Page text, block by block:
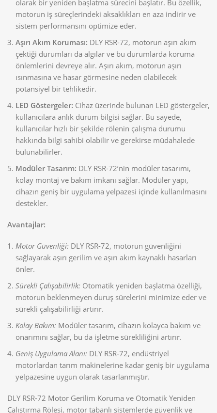
olarak bir yeniden başlatma sürecini başlatır. Bu özellik,
motorun iş süreçlerindeki aksaklıkları en aza indirir ve
sistem performansını optimize eder.
Aşırı Akım Koruması: DLY RSR-72, motorun aşırı akım
çektiği durumları da algılar ve bu durumlarda koruma
önlemlerini devreye alır. Aşırı akım, motorun aşırı
ısınmasına ve hasar görmesine neden olabilecek
potansiyel bir tehlikedir.
LED Göstergeler: Cihaz üzerinde bulunan LED göstergeler,
kullanıcılara anlık durum bilgisi sağlar. Bu sayede,
kullanıcılar hızlı bir şekilde rölenin çalışma durumu
hakkında bilgi sahibi olabilir ve gerekirse müdahalede
bulunabilirler.
Modüler Tasarım: DLY RSR-72’nin modüler tasarımı,
kolay montaj ve bakım imkanı sağlar. Modüler yapı,
cihazın geniş bir uygulama yelpazesi içinde kullanılmasını
destekler.
Avantajlar:
Motor Güvenliği: DLY RSR-72, motorun güvenliğini
sağlayarak aşırı gerilim ve aşırı akım kaynaklı hasarları
önler.
Sürekli Çalışabilirlik: Otomatik yeniden başlatma özelliği,
motorun beklenmeyen duruş sürelerini minimize eder ve
sürekli çalışabilirliği artırır.
Kolay Bakım: Modüler tasarım, cihazın kolayca bakım ve
onarımını sağlar, bu da işletme sürekliliğini artırır.
Geniş Uygulama Alanı: DLY RSR-72, endüstriyel
motorlardan tarım makinelerine kadar geniş bir uygulama
yelpazesine uygun olarak tasarlanmıştır.
DLY RSR-72 Motor Gerilim Koruma ve Otomatik Yeniden
Çalıştırma Rölesi, motor tabanlı sistemlerde güvenlik ve